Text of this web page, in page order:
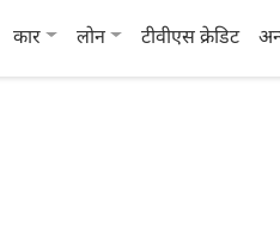
कार लोन टीवीएस क्रेडिट